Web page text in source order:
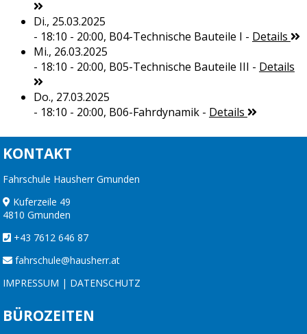
Di., 25.03.2025
- 18:10 - 20:00, B04-Technische Bauteile I - Details
Mi., 26.03.2025
- 18:10 - 20:00, B05-Technische Bauteile III - Details
Do., 27.03.2025
- 18:10 - 20:00, B06-Fahrdynamik- Details
KONTAKT
Fahrschule Hausherr Gmunden
Kuferzeile 49
4810 Gmunden
+43 7612 646 87
fahrschule@hausherr.at
IMPRESSUM | DATENSCHUTZ
BÜROZEITEN